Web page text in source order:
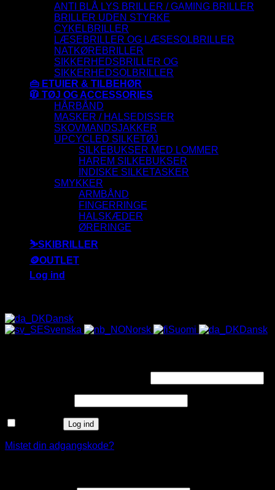
ANTI BLÅ LYS BRILLER / GAMING BRILLER
BRILLER UDEN STYRKE
CYKELBRILLER
LÆSEBRILLER OG LÆSESOLBRILLER
NATKØREBRILLER
SIKKERHEDSBRILLER OG
SIKKERHEDSOLBRILLER
👜 ETUIER & TILBEHØR
🧥 TØJ OG ACCESSORIES
HÅRBÅND
MASKER / HALSEDISSER
SKOVMANDSJAKKER
UPCYCLED SILKETØJ
SILKEBUKSER MED LOMMER
HAREM SILKEBUKSER
INDISKE SILKETASKER
SMYKKER
ARMBÅND
FINGERRINGE
HALSKÆDER
ØRERINGE
⛷️SKIBRILLER
🪙OUTLET
Log ind
Dansk
Svenska
Norsk Suomi Dansk
Log ind
Mistet din adgangskode?